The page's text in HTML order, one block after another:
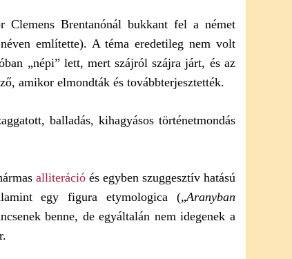
Clemens Brentanónál bukkant fel a német
említette). A téma eredetileg nem volt
„népi” lett, mert szájról szájra járt, és az
amikor elmondták és továbbterjesztették.
balladás, kihagyásos történetmondás
alliterációés egyben szuggesztív hatású
egy figura etymologica („Aranyban
benne, de egyáltalán nem idegenek a